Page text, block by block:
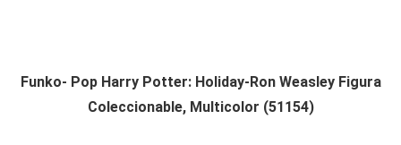
Funko- Pop Harry Potter: Holiday-Ron Weasley Figura
Coleccionable, Multicolor (51154)